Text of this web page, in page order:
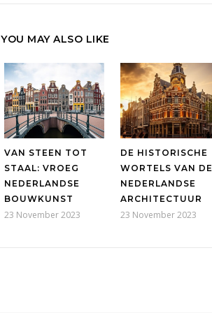
YOU MAY ALSO LIKE
VAN STEEN TOT
STAAL: VROEG
NEDERLANDSE
BOUWKUNST
23 November 2023
DE HISTORISCHE
WORTELS VAN DE
NEDERLANDSE
ARCHITECTUUR
23 November 2023